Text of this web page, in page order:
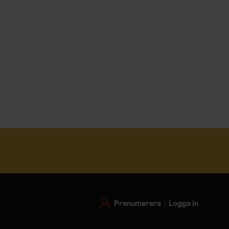
Prenumerera Logga in